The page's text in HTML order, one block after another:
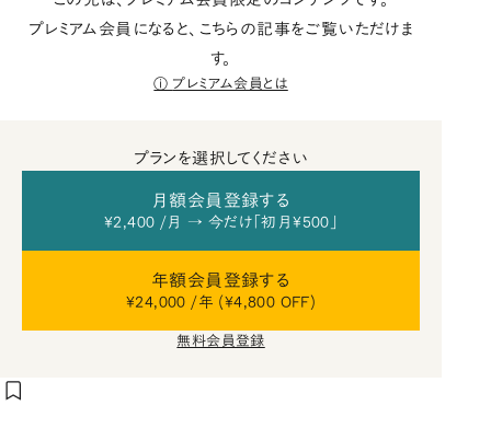
プレミアム会員になると、こちらの記事をご覧いただけま
す。
プレミアム会員とは
プランを選択してください
月額会員登録する
¥2,400 /月 → 今だけ「初月¥500」
年額会員登録する
¥24,000 /年 (¥4,800 OFF)
無料会員登録